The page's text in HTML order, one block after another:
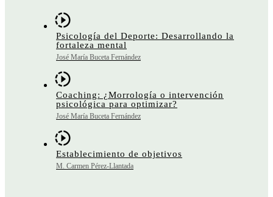
Psicología del Deporte: Desarrollando la
fortaleza mental
José María Buceta Fernández
Coaching: ¿Morrología o intervención
psicológica para optimizar?
José María Buceta Fernández
Establecimiento de objetivos
M. Carmen Pérez-Llantada